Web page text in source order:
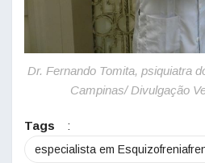
Dr. Fernando Tomita, psiquiatra
Campinas/ Divulgação
Tags :
especialista em